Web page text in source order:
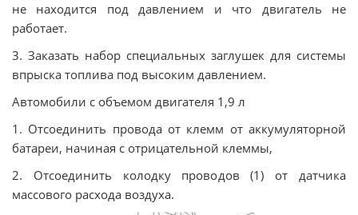
не находится под давлением и что двигатель не
работает.
3. Заказать набор специальных заглушек для системы
впрыска топлива под высоким давлением.
Автомобили с объемом двигателя 1,9 л
1. Отсоединить провода от клемм от аккумуляторной
батареи, начиная с отрицательной клеммы,
2. Отсоединить колодку проводов (1) от датчика
массового расхода воздуха.